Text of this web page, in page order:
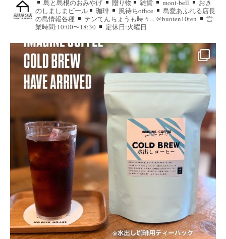
島と島根のおみやげ 贈り物 雑貨 mont-bell
おき
のしましまビール
珈琲 風待ちoffice
島愛あふれる店長
の島情報各種
テンてんちょうも時々... @bunten10ten
営
業時間:10:00〜18:30
定休日:火曜日